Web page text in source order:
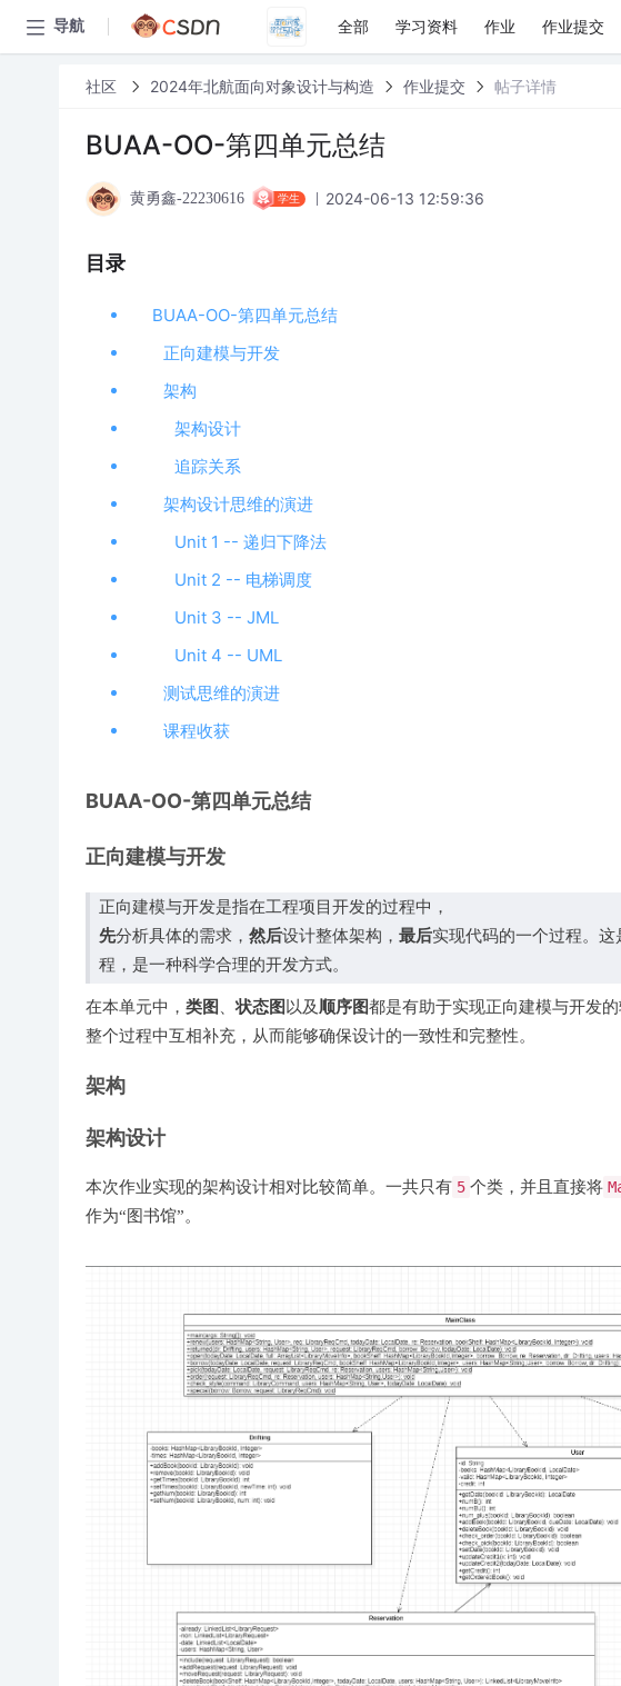
导航 全部 学习资料 作业 作业提交
社区 2024年北航面向对象设计与构造 作业提交 帖子详情
BUAA-OO-第四单元总结
黄勇鑫-22230616 学生 2024-06-13 12:59:36
目录
BUAA-OO-第四单元总结
正向建模与开发
架构
架构设计
追踪关系
架构设计思维的演进
Unit 1 -- 递归下降法
Unit 2 -- 电梯调度
Unit 3 -- JML
Unit 4 -- UML
测试思维的演进
课程收获
BUAA-OO-第四单元总结
正向建模与开发
正向建模与开发是指在工程项目开发的过程中，
先分析具体的需求， 然后设计整体架构， 最后实现代码的一个过程。
程，是一种科学合理的开发方式。
在本单元中， 类图 、状态图以及顺序图都是有助于实现正向建模与开发
整个过程中互相补充，从而能够确保设计的一致性和完整性。
架构
架构设计
本次作业实现的架构设计相对比较简单。一共只有 5 个类，并且直接将
作为“图书馆”。